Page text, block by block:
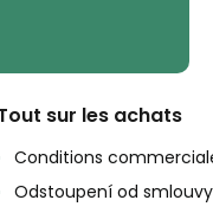
sur les achats
Conditions
Odstoupení od smlouvy